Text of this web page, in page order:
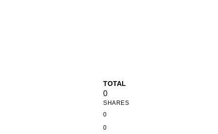
TOTAL
0
SHARES
0
0